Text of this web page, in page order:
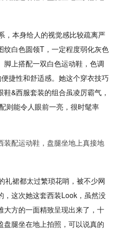
，本身给人的视觉感比较疏离严
纹白色圆领T，一定程度弱化灰色
脚上搭配一双白色运动鞋，色调
捷性和舒适感。她这个穿衣技巧
&西服套装的组合虽凌厉霸气，
则能令人眼前一亮，很时髦率
礼裙都太过繁琐花哨，被不少网
，这次她这套西装Look，虽然没
大方的一面精致呈现出来了，十
腿坐在地上拍照，可以说真的